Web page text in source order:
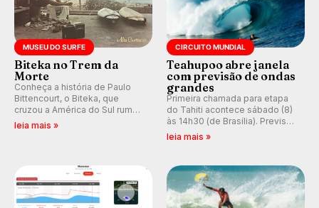
MUSEU DO SURFE
Biteka no Trem da
Morte
Conheça a história de Paulo
Bittencourt, o Biteka, que
cruzou a América do Sul rumo
ao Pacífico em uma jornada
leia mais »
CIRCUITO MUNDIAL
Teahupoo abre janela
com previsão de ondas
grandes
Primeira chamada para etapa
do Tahiti acontece sábado (8)
às 14h30 (de Brasília). Previsão
indica swell consistente.
Kelly Slater convidado.
leia mais »